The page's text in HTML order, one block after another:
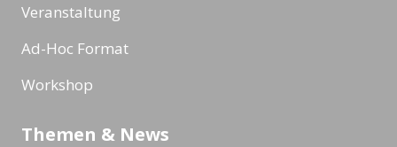
Veranstaltung
Ad-Hoc Format
Workshop
Themen & News